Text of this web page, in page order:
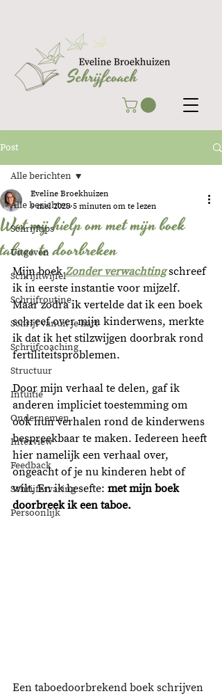
Post
Alle berichten
Schrijftips
Uitgeven
Schrijftwijfel
Schrijfroutine
Schrijf vanuit je hart
Schrijfcoaching
Structuur
Intuïtie
Ondernemen
Interview
Feedback
Schrijfervaring
Persoonlijk
Alle berichten
Wat mij hielp om met mijn boek
taboes te doorbreken
Eveline Broekhuizen
9 mei 2025 5 minuten om te lezen
Mijn boek Zonder verwachting schreef
ik in eerste instantie voor mijzelf.
Maar zodra ik vertelde dat ik een boek
schreef over mijn kinderwens, merkte
ik dat ik het stilzwijgen doorbrak rond
fertiliteitsproblemen.
Door mijn verhaal te delen, gaf ik
anderen impliciet toestemming om
ook hun verhalen rond de kinderwens
bespreekbaar te maken. Iedereen heeft
hier namelijk een verhaal over,
ongeacht of je nu kinderen hebt of
wilt. En ik besefte: met mijn boek
doorbreek ik een taboe.
Een taboedoorbrekend boek schrijven